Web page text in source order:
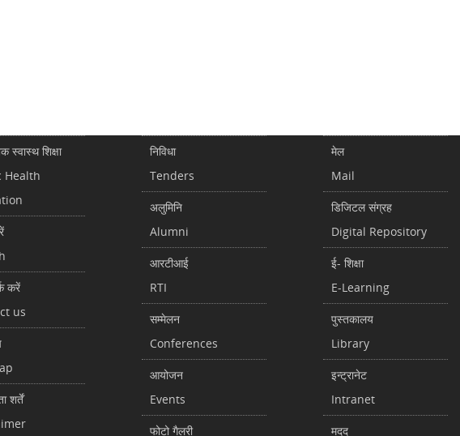
स्वास्थ शिक्षा
Health
करें
us
शर्तें
निविधा
Tenders
अलुमिनि
Alumni
आरटीआई
RTI
सम्मेलन
Conferences
आयोजन
Events
फोटो गैलरी
मेल
Mail
डिजिटल संग्रह
Digital Repository
ई- शिक्षा
E-Learning
पुस्तकालय
Library
इन्ट्रानेट
Intranet
मदद